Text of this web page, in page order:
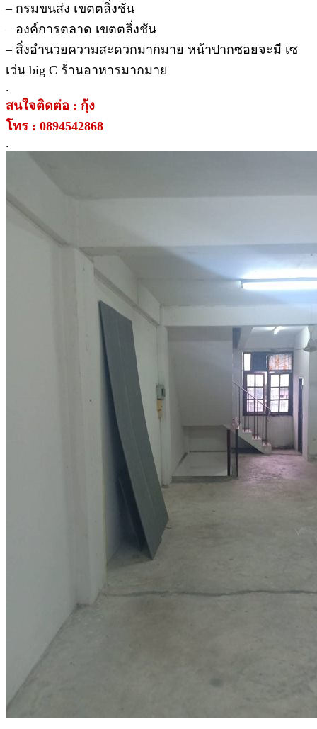
– กรมขนส่ง เขตตลิ่งชัน
– องค์การตลาด เขตตลิ่งชัน
– สิ่งอำนวยความสะดวกมากมาย หน้าปากซอยจะมี เซ
เว่น big C ร้านอาหารมากมาย
.
สนใจติดต่อ : กุ้ง
โทร : 0894542868
.